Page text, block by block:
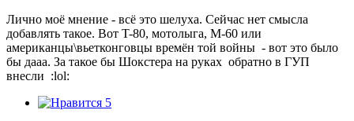
Лично моё мнение - всё это шелуха. Сейчас нет смысла
добавлять такое. Вот T-80, мотолыга, М-60 или
американцы\вьетконговцы времён той войны - вот это было
бы дааа. За такое бы Шокстера на руках обратно в ГУП
внесли :lol:
5